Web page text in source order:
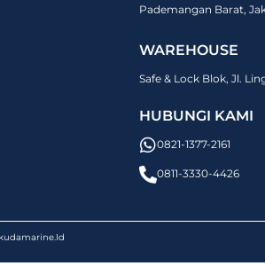
Pademangan Barat,
WAREHOUSE
Safe & Lock Blok, Jl.
HUBUNGI KAMI
0821-1377-2161
0811-3330-4426